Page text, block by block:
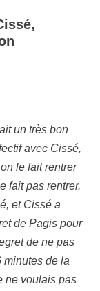
un très bon
avec Cissé,
le fait rentrer
fait pas rentrer.
et Cissé a
de Pagis pour
de ne pas
minutes de la
ne voulais pas